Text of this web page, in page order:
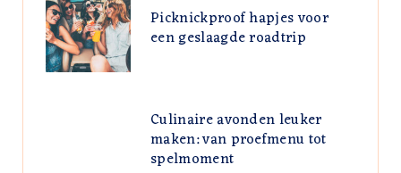
Picknickproof hapjes voor
een geslaagde roadtrip
Culinaire avonden leuker
maken: van proefmenu tot
spelmoment